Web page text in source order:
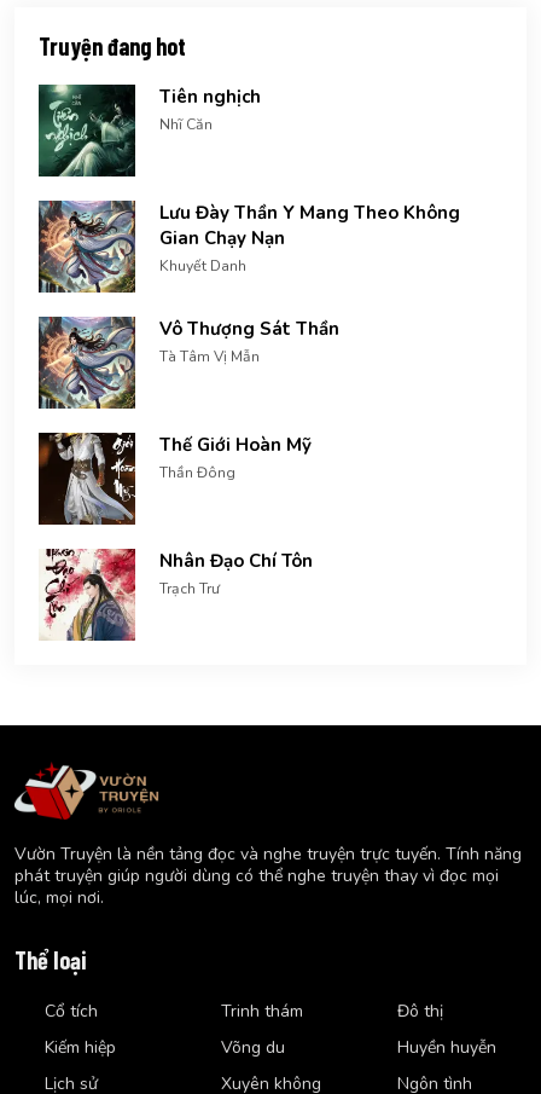
Truyện đang hot
Tiên nghịch
Nhĩ Căn
Lưu Đày Thần Y Mang Theo Không
Gian Chạy Nạn
Khuyết Danh
Vô Thượng Sát Thần
Tà Tâm Vị Mẫn
Thế Giới Hoàn Mỹ
Thần Đông
Nhân Đạo Chí Tôn
Trạch Trư
Vườn Truyện là nền tảng đọc và nghe truyện trực tuyến. Tính năng
phát truyện giúp người dùng có thể nghe truyện thay vì đọc mọi
lúc, mọi nơi.
Thể loại
Cổ tích
Kiếm hiệp
Lịch sử
Trinh thám
Võng du
Xuyên không
Đô thị
Huyền huyễn
Ngôn tình